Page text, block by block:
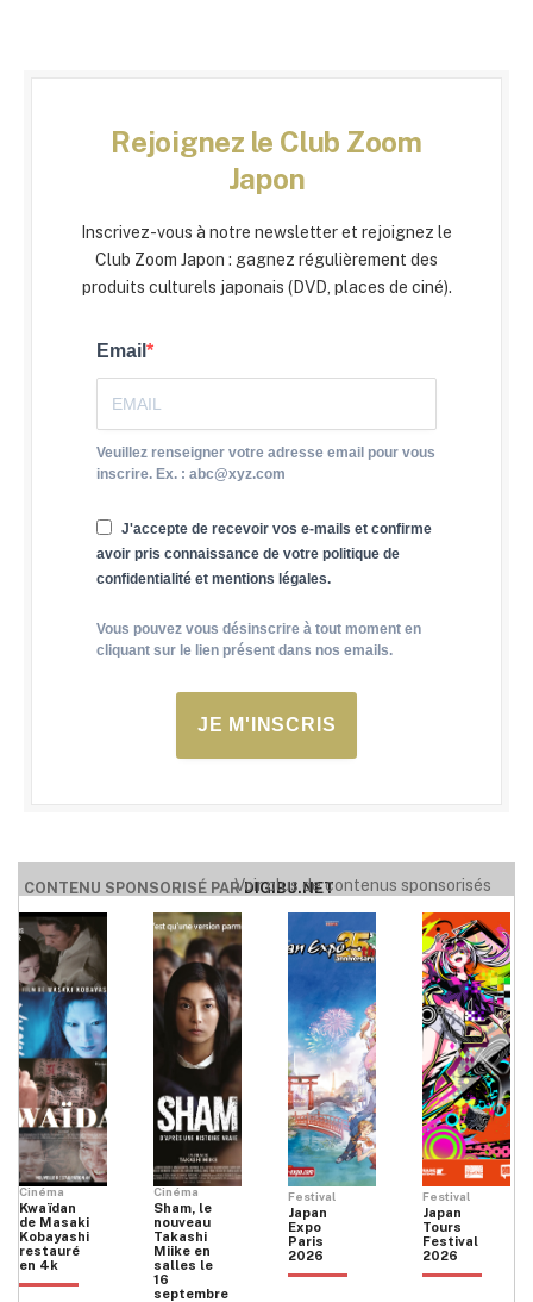
Rejoignez le Club Zoom
Japon
Inscrivez-vous à notre newsletter et rejoignez le
Club Zoom Japon : gagnez régulièrement des
produits culturels japonais (DVD, places de ciné).
Email
Veuillez renseigner votre adresse email pour vous
inscrire. Ex. : abc@xyz.com
J'accepte de recevoir vos e-mails et confirme
avoir pris connaissance de votre politique de
confidentialité et mentions légales.
Vous pouvez vous désinscrire à tout moment en
cliquant sur le lien présent dans nos emails.
JE M'INSCRIS
CONTENU SPONSORISÉ PARDIGIBU.NET
Voir plus de contenus sponsorisés
Cinéma
Kwaïdan
de Masaki
Kobayashi
restauré
en 4k
Cinéma
Sham, le
nouveau
Takashi
Miike en
salles le
16
septembre
Festival
Japan
Expo
Paris
2026
Festival
Japan
Tours
Festival
2026